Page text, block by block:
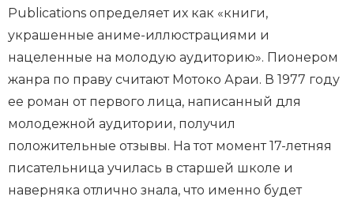
Publications определяет их как «книги,
украшенные аниме-иллюстрациями и
нацеленные на молодую аудиторию». Пионером
жанра по праву считают Мотоко Араи. В 1977 году
ее роман от первого лица, написанный для
молодежной аудитории, получил
положительные отзывы. На тот момент 17-летняя
писательница училась в старшей школе и
наверняка отлично знала, что именно будет